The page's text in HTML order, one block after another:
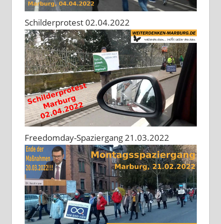
Schilderprotest 02.04.2022
Freedomday-Spaziergang 21.03.2022